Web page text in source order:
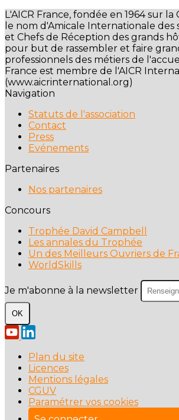
L'AICR France, fondée en 1964 sur
le nom d'Amicale Internationale des
et Chefs de Réception des grands
pour but de rassembler et faire
professionnels des métiers de
France est membre de l'AICR
(www.aicrinternational.org)
Navigation
Statuts de l'association
Contact
Press
Evénements
Partenaires
Nos partenaires
Concours
Trophée David Campbell
Les annales du Trophée
Un des Meilleurs Ouvriers de
WorldSkills
Je m'abonne à la newsletter
OK
Plan du site
Licences
Mentions légales
CGUV
Paramétrer vos cookies